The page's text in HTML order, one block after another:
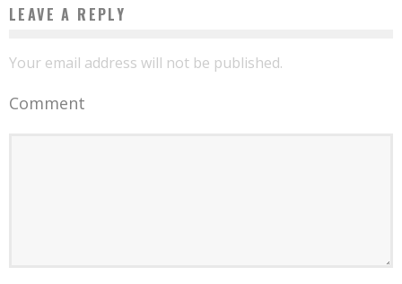
LEAVE A REPLY
Your email address will not be published.
Comment